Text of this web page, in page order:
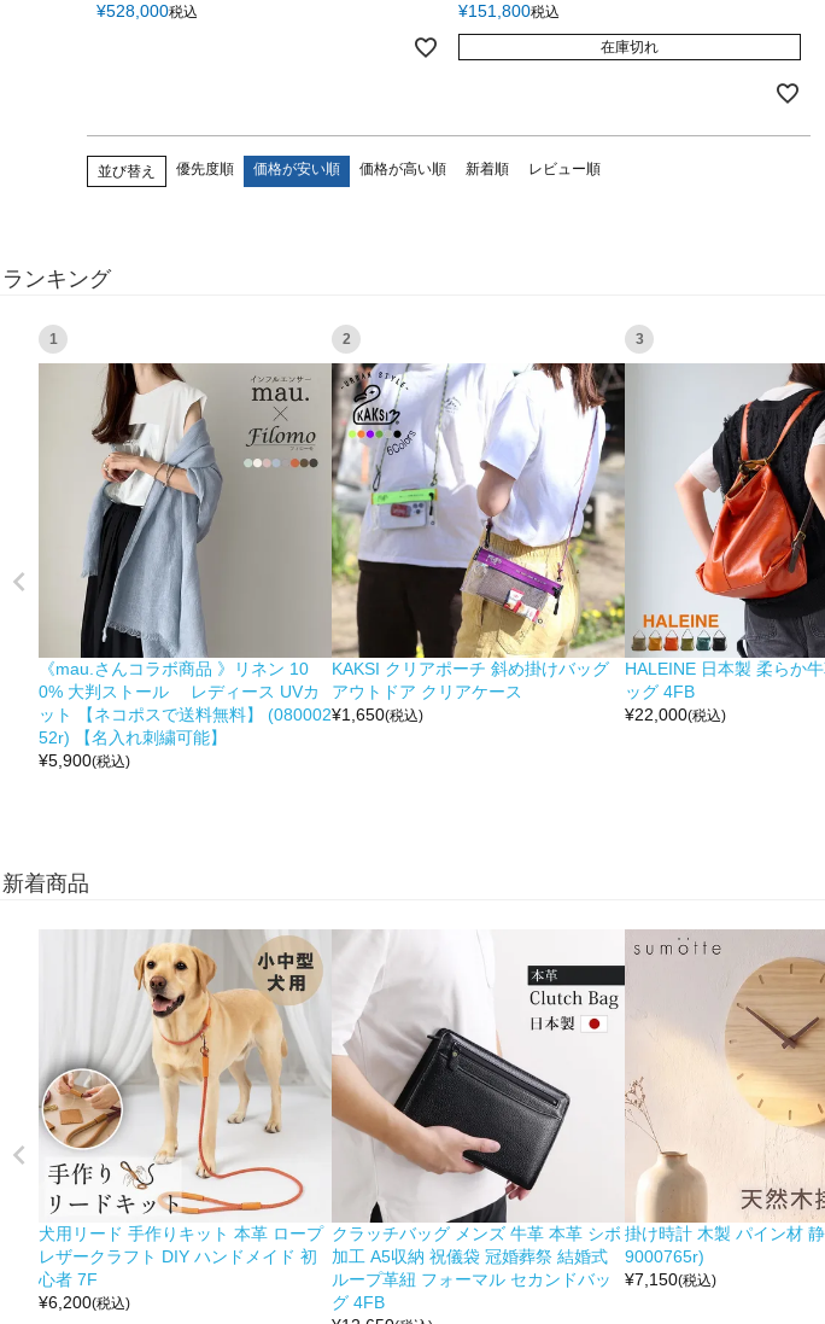
¥528,000税込
¥151,800税込
在庫切れ
並び替え 優先度順 価格が安い順 価格が高い順 新着順 レビュー順
ランキング
1
《mau.さんコラボ商品 》リネン 10
0% 大判ストール レディース UVカ
ット 【ネコポスで送料無料】 (080002
52r) 【名入れ刺繍可能】
¥5,900(税込)
2
KAKSI クリアポーチ 斜め掛けバッグ
アウトドア クリアケース
¥1,650(税込)
3
HALEINE 日本製 柔らか
ッグ 4FB
¥22,000(税込)
新着商品
犬用リード 手作りキット 本革 ロープ
レザークラフト DIY ハンドメイド 初
心者 7F
¥6,200(税込)
クラッチバッグ メンズ 牛革 本革 シボ
加工 A5収納 祝儀袋 冠婚葬祭 結婚式
ループ革紐 フォーマル セカンドバッ
グ 4FB
掛け時計 木製 パイン材
9000765r)
¥7,150(税込)